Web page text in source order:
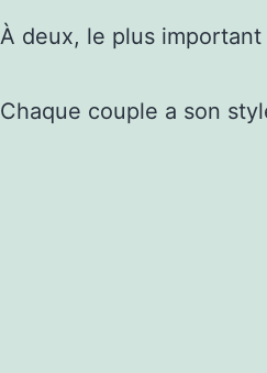
À deux, le plus
Chaque couple a son